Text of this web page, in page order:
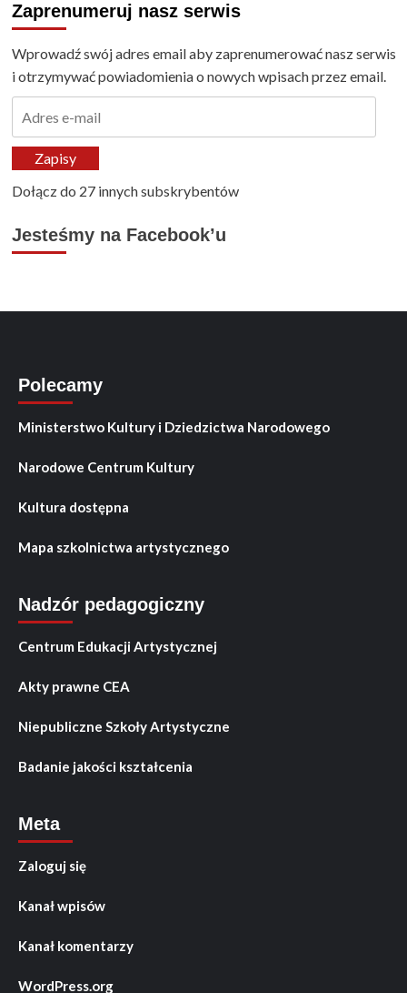
Zaprenumeruj nasz serwis
Wprowadź swój adres email aby zaprenumerować nasz serwis
i otrzymywać powiadomienia o nowych wpisach przez email.
mailZapisy
Dołącz do 27 innych subskrybentów
Jesteśmy na Facebook’u
Polecamy
Ministerstwo Kultury i Dziedzictwa Narodowego
Narodowe Centrum Kultury
Kultura dostępna
Mapa szkolnictwa artystycznego
Nadzór pedagogiczny
Centrum Edukacji Artystycznej
Akty prawne CEA
Niepubliczne Szkoły Artystyczne
Badanie jakości kształcenia
Meta
Zaloguj się
Kanał wpisów
Kanał komentarzy
WordPress.org